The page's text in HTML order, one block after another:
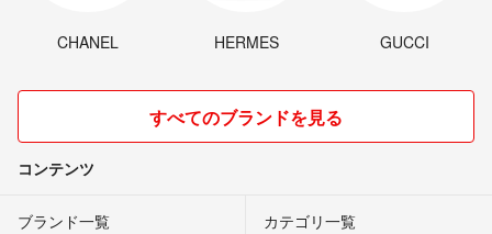
CHANEL HERMES GUCCI
すべてのブランドを見る
コンテンツ
ブランド一覧 カテゴリ一覧